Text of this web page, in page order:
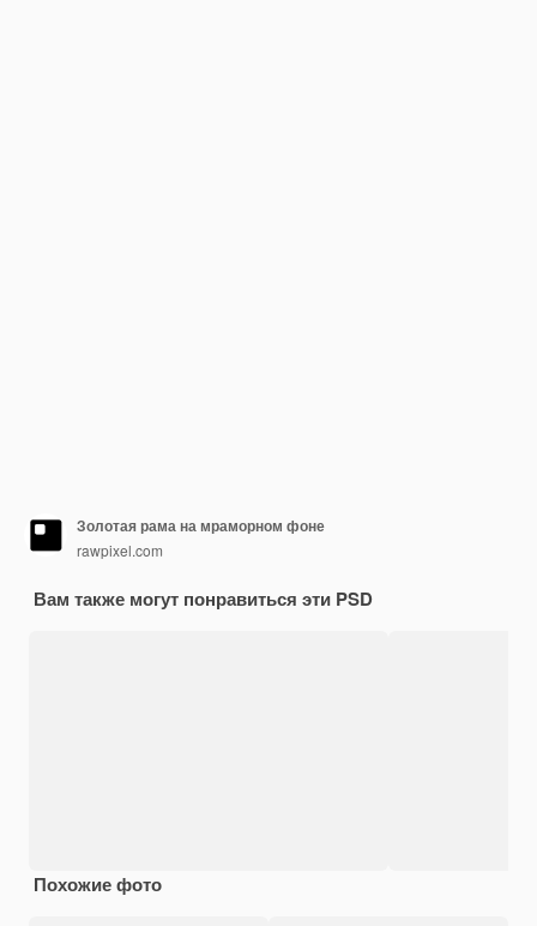
Золотая рама на мраморном фоне
rawpixel.com
Вам также могут понравиться эти PSD
Похожие фото